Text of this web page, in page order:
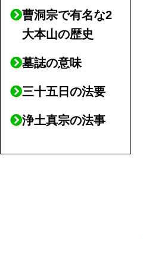
曹洞宗で有名な2
大本山の歴史
墓誌の意味
三十五日の法要
浄土真宗の法事